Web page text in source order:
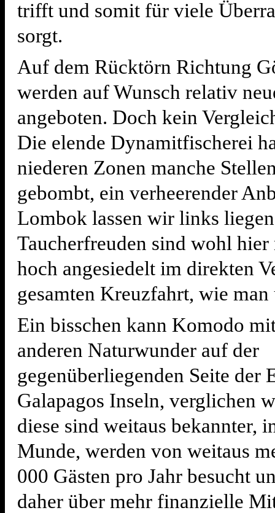
trifft und somit für viele
sorgt.
Auf dem Rücktörn Richtung
werden auf Wunsch relativ
angeboten. Doch kein
Die elende Dynamitfischerei
niederen Zonen manche
gebombt, ein verheerender
Lombok lassen wir links
Taucherfreuden sind wohl
hoch angesiedelt im direkten
gesamten Kreuzfahrt, wie man
Ein bisschen kann Komodo
anderen Naturwunder auf der
gegenüberliegenden Seite der
Galapagos Inseln, verglichen
diese sind weitaus bekannter,
Munde, werden von weitaus
000 Gästen pro Jahr besucht
daher über mehr finanzielle